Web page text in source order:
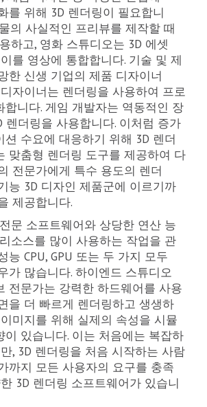
를 위해 3D 렌더링이 필요합니
의 사실적인 프리뷰를 제작할 때
하고, 영화 스튜디오는 3D 에셋
를 영상에 통합합니다. 기술 및 제
한 신생 기업의 제품 디자이너
자이너는 렌더링을 사용하여 프로
합니다. 게임 개발자는 역동적인 장
렌더링을 사용합니다. 이처럼 증가
션 수요에 대응하기 위해 3D 렌더
맞춤형 렌더링 도구를 제공하여 다
전문가에게 특수 용도의 렌더
능 3D 디자인 제품군에 이르기까
제공합니다.
문 소프트웨어와 상당한 연산 능
소스를 많이 사용하는 작업을 관
능 CPU, GPU 또는 두 가지 모두
가 많습니다. 하이엔드 스튜디오
전문가는 강력한 하드웨어를 사용
을 더 빠르게 렌더링하고 생생하
미지를 위해 실제의 속성을 시뮬
이 있습니다. 이는 처음에는 복잡하
, 3D 렌더링을 처음 시작하는 사람
까지 모든 사용자의 요구를 충족
3D 렌더링 소프트웨어가 있습니